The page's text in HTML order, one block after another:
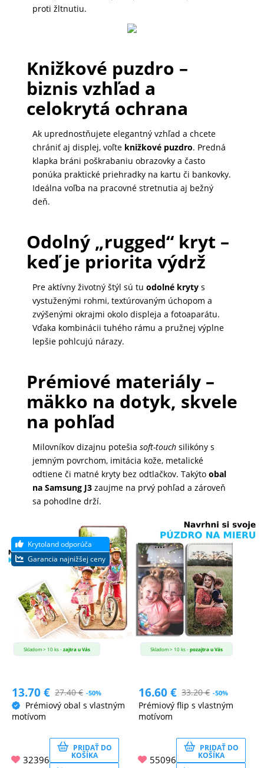
SPOTREBIČE
ŽIVOTNÝ
OUTDOOR
ZÁHRADA
proti žltnutiu.
Knižkové puzdro –
biznis vzhľad a
celokrytá ochrana
Ak uprednostňujete elegantný vzhľad a chcete
chrániť aj displej, voľte knižkové puzdro. Predná
klapka bráni poškrabaniu obrazovky a často
ponúka praktické priehradky na kartu či bankovky.
Ideálna voľba na pracovné stretnutia aj bežný
deň.
Odolný „rugged“ kryt –
keď je priorita výdrž
Pre aktívny životný štýl sú tu odolné krytys
vystuženými rohmi, textúrovaným úchopom a
zvýšenými okrajmi okolo displeja a fotoaparátu.
Vďaka kombinácii tuhého rámu a pružnej výplne
lepšie pohlcujú nárazy.
Prémiové materiály –
mäkko na dotyk, skvele
na pohľad
Milovníkov dizajnu potešia soft-touchsilikóny s
jemným povrchom, imitácia kože, metalické
odtiene či matné kryty bez odtlačkov. Takýto obal
na Samsung J3zaujme na prvý pohľad a zároveň
sa pohodlne drží.
Skladom > 10 ks -zajtra u Vás
13.70€ 27.40€ -50%
Prémiový obal s vlastným
motívom
32396
PRIDAŤ DO
KOŠÍKA
Skladom > 10 ks -pozajtra u Vás
16.60€ 33.20€ -50%
Prémiový flip s vlastným
motívom
55096
PRIDAŤ DO
KOŠÍKA